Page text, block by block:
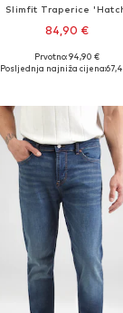
Slimfit Traperice
84,90 €
Dostupno u više veličina
Prvotno: 94,90 €
Posljednja najniža cijena: